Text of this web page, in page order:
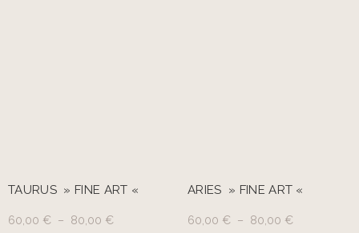
TAURUS » FINE ART «
60,00 € – 80,00 €
ARIES » FINE ART «
60,00 € – 80,00 €